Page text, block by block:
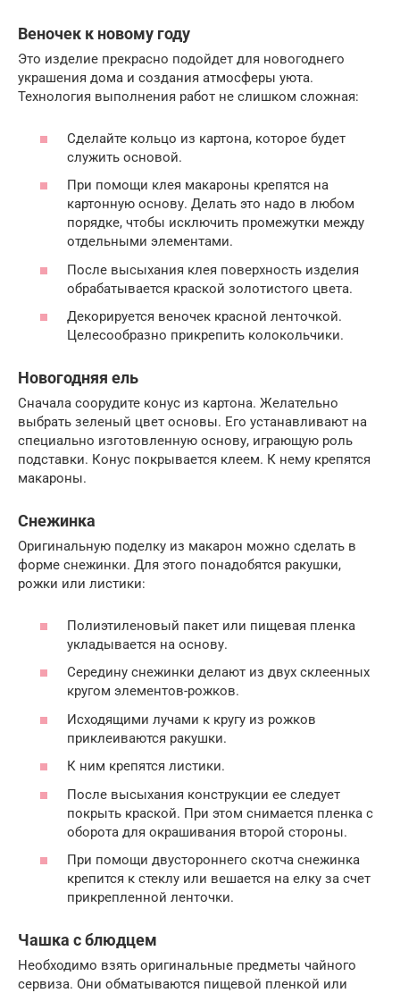
Веночек к новому году
Это изделие прекрасно подойдет для новогоднего
украшения дома и создания атмосферы уюта.
Технология выполнения работ не слишком сложная:
Сделайте кольцо из картона, которое будет
служить основой.
При помощи клея макароны крепятся на
картонную основу. Делать это надо в любом
порядке, чтобы исключить промежутки между
отдельными элементами.
После высыхания клея поверхность изделия
обрабатывается краской золотистого цвета.
Декорируется веночек красной ленточкой.
Целесообразно прикрепить колокольчики.
Новогодняя ель
Сначала соорудите конус из картона. Желательно
выбрать зеленый цвет основы. Его устанавливают на
специально изготовленную основу, играющую роль
подставки. Конус покрывается клеем. К нему крепятся
макароны.
Снежинка
Оригинальную поделку из макарон можно сделать в
форме снежинки. Для этого понадобятся ракушки,
рожки или листики:
Полиэтиленовый пакет или пищевая пленка
укладывается на основу.
Середину снежинки делают из двух склеенных
кругом элементов-рожков.
Исходящими лучами к кругу из рожков
приклеиваются ракушки.
К ним крепятся листики.
После высыхания конструкции ее следует
покрыть краской. При этом снимается пленка с
оборота для окрашивания второй стороны.
При помощи двустороннего скотча снежинка
крепится к стеклу или вешается на елку за счет
прикрепленной ленточки.
Чашка с блюдцем
Необходимо взять оригинальные предметы чайного
сервиза. Они обматываются пищевой пленкой или